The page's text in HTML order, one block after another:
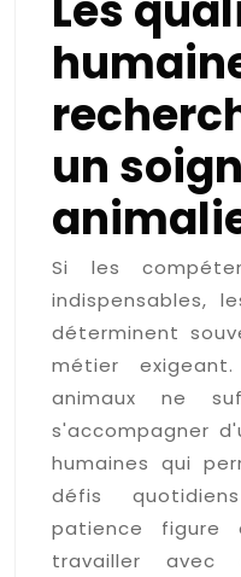
un
Si les
indispensables,
déterminent
métier
animaux ne
s'accompagner
humaines qui
défis
patience
travailler avec